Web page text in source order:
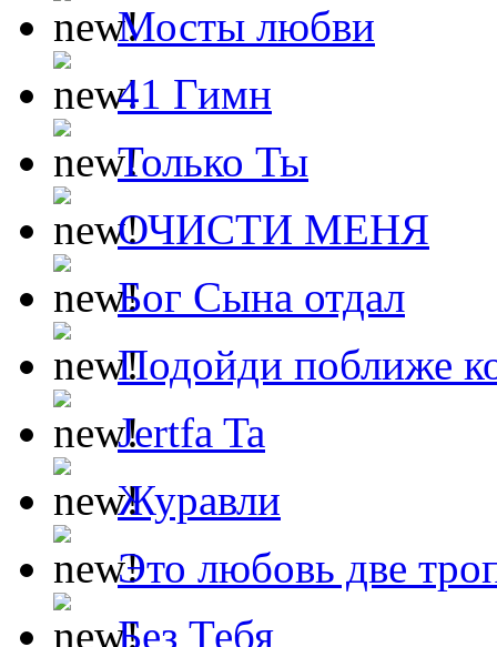
Мосты любви
41 Гимн
Только Ты
ОЧИСТИ МЕНЯ
Бог Сына отдал
Подойди поближе
Jertfa Ta
Журавли
Это любовь две
Без Тебя